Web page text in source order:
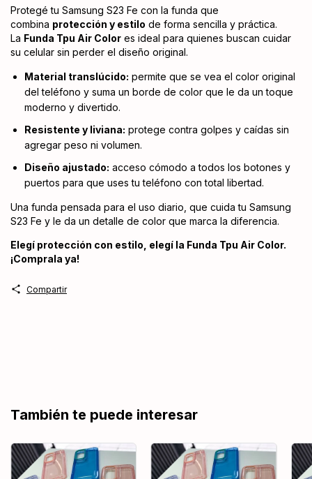
Protegé tu Samsung S23 Fe con la funda que
combina protección y estilo de forma sencilla y práctica.
La Funda Tpu Air Color es ideal para quienes buscan cuidar
su celular sin perder el diseño original.
Material translúcido: permite que se vea el color original
del teléfono y suma un borde de color que le da un toque
moderno y divertido.
Resistente y liviana: protege contra golpes y caídas sin
agregar peso ni volumen.
Diseño ajustado: acceso cómodo a todos los botones y
puertos para que uses tu teléfono con total libertad.
Una funda pensada para el uso diario, que cuida tu Samsung
S23 Fe y le da un detalle de color que marca la diferencia.
Elegí protección con estilo, elegí la Funda Tpu Air Color.
¡Comprala ya!
Compartir
También te puede interesar